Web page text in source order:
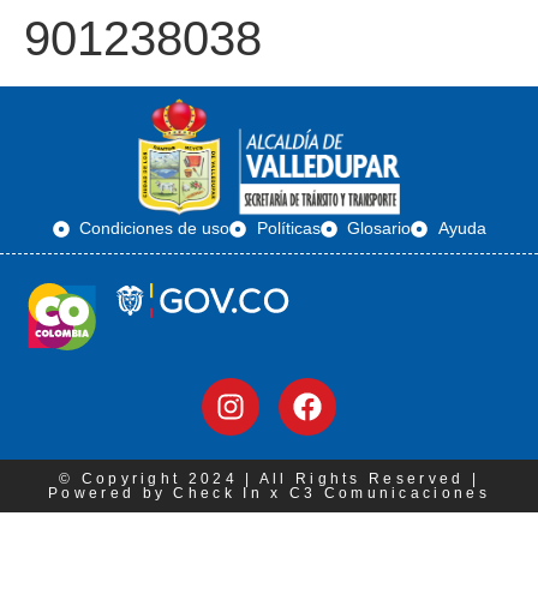
901238038
Condiciones de uso Políticas Glosario Ayuda
© Copyright 2024 | All Rights Reserved |
Powered by Check In x C3 Comunicaciones